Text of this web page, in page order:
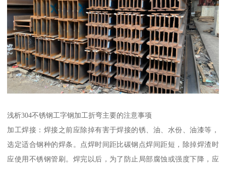
浅析304不锈钢工字钢加工折弯主要的注意事项
加工焊接：焊接之前应除掉有害于焊接的锈、油、水份、油漆等，
选定适合钢种的焊条。点焊时间距比碳钢点焊间距短，除掉焊渣时
应使用不锈钢管刷。焊完以后，为了防止局部腐蚀或强度下降，应